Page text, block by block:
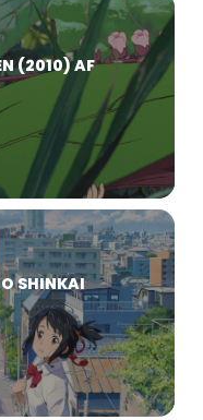
(2010) AF
SHINKAI